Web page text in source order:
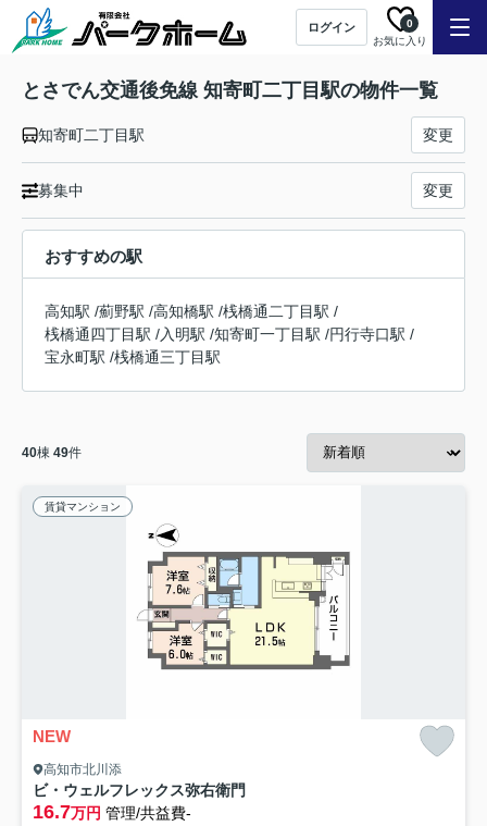
ログイン
お気に入り
0
とさでん交通後免線 知寄町二丁目駅の物件一覧
知寄町二丁目駅 変更
募集中 変更
おすすめの駅
高知駅 /薊野駅 /高知橋駅 /桟橋通二丁目駅 /
桟橋通四丁目駅 /入明駅 /知寄町一丁目駅 /円行寺口駅 /
宝永町駅 /桟橋通三丁目駅
40棟 49件
賃貸マンション
NEW
高知市北川添
ビ・ウェルフレックス弥右衛門
16.7万円 管理/共益費-